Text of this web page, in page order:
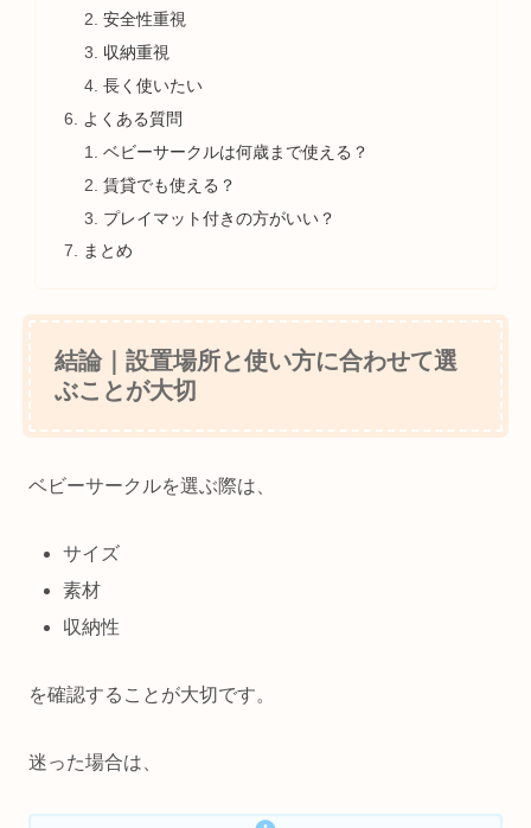
安全性重視
収納重視
長く使いたい
よくある質問
ベビーサークルは何歳まで使える？
賃貸でも使える？
プレイマット付きの方がいい？
まとめ
結論｜設置場所と使い方に合わせて選
ぶことが大切
ベビーサークルを選ぶ際は、
サイズ
素材
収納性
を確認することが大切です。
迷った場合は、